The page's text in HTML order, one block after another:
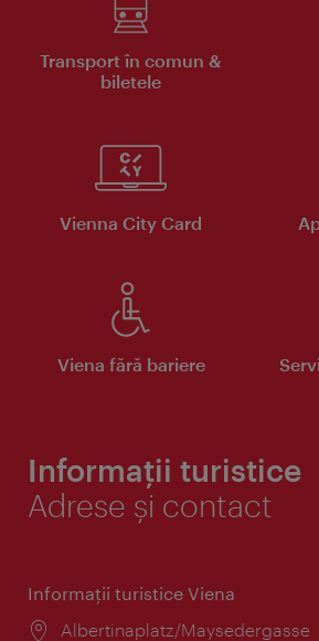
Transport în comun &
biletele
Vienna City Card
Viena fără bariere
Informații turistice
Adrese și contact
Informaţii turistice Viena
Locul:
Albertinaplatz/Maysedergasse